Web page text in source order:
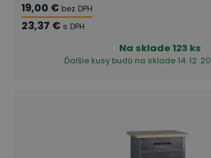
19,00 € bez DPH
23,37 € s DPH
Na sklade123 ks
Ďalšie kusy budú na sklade 14. 12.